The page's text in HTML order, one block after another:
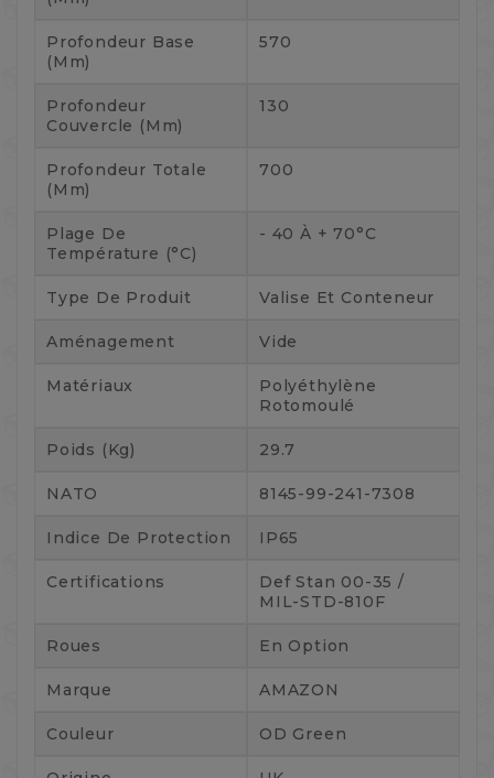
Profondeur Base
(mm)
570
Profondeur
Couvercle (mm)
130
Profondeur Totale
(mm)
700
Plage De
Température (°C)
- 40 À + 70°C
Type De Produit Valise Et Conteneur
Aménagement Vide
Matériaux
Polyéthylène
Rotomoulé
Poids (kg) 29.7
NATO 8145-99-241-7308
Indice De Protection IP65
Certifications
Def Stan 00-35 /
MIL-STD-810F
Roues En Option
Marque AMAZON
Couleur OD Green